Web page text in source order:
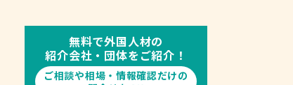
無料で外国人材の
紹介会社・団体をご紹介！
ご相談や相場・情報確認だけの